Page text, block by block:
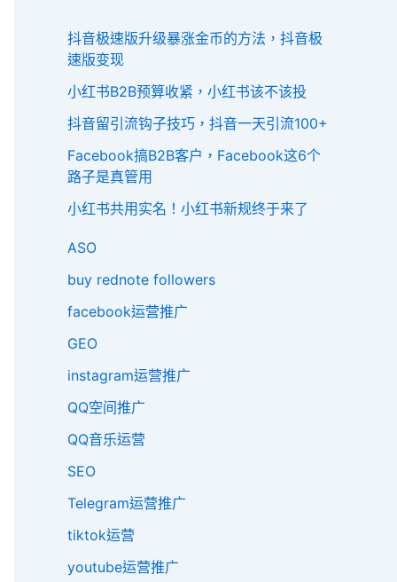
抖音极速版升级暴涨金币的方法，抖音极
速版变现
小红书B2B预算收紧，小红书该不该投
抖音留引流钩子技巧，抖音一天引流100+
Facebook搞B2B客户，Facebook这6个
路子是真管用
小红书共用实名！小红书新规终于来了
ASO
buy rednote followers
facebook运营推广
GEO
instagram运营推广
QQ空间推广
QQ音乐运营
SEO
Telegram运营推广
tiktok运营
youtube运营推广